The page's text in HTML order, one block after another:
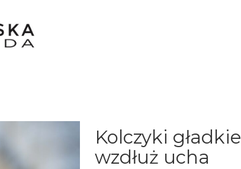
Kolczyki gładkie
wzdłuż ucha